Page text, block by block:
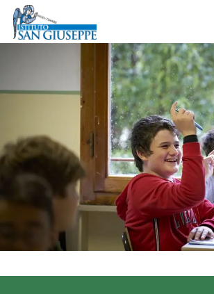
Pensiero computazionale